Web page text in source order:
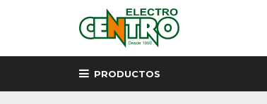
PRODUCTOS